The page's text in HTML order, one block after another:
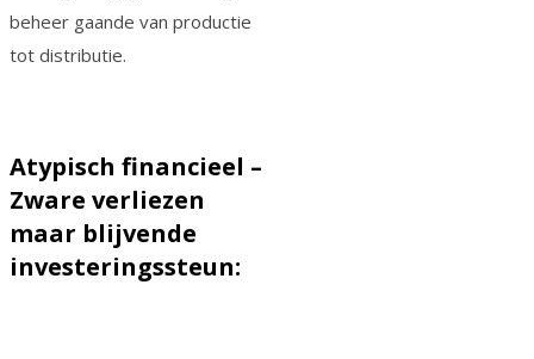
beheer gaande van productie
tot distributie.
Atypisch financieel –
Zware verliezen
maar blijvende
investeringssteun: